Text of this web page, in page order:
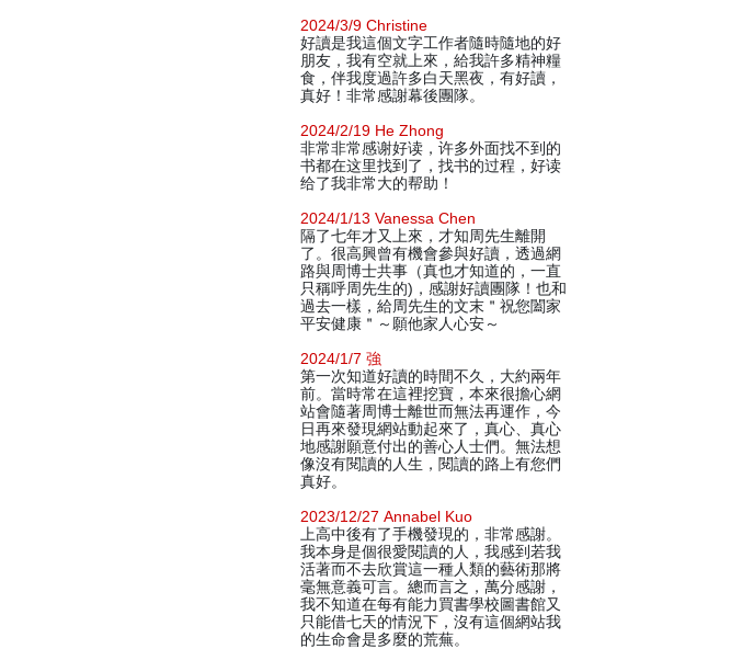
2024/3/9 Christine
好讀是我這個文字工作者隨時隨地的好
朋友，我有空就上來，給我許多精神糧
食，伴我度過許多白天黑夜，有好讀，
真好！非常感謝幕後團隊。
2024/2/19 He Zhong
非常非常感谢好读，许多外面找不到的
书都在这里找到了，找书的过程，好读
给了我非常大的帮助！
2024/1/13 Vanessa Chen
隔了七年才又上來，才知周先生離開
了。很高興曾有機會參與好讀，透過網
路與周博士共事（真也才知道的，一直
只稱呼周先生的)，感謝好讀團隊！也和
過去一樣，給周先生的文末＂祝您闔家
平安健康＂～願他家人心安～
2024/1/7 強
第一次知道好讀的時間不久，大約兩年
前。當時常在這裡挖寶，本來很擔心網
站會隨著周博士離世而無法再運作，今
日再來發現網站動起來了，真心、真心
地感謝願意付出的善心人士們。無法想
像沒有閱讀的人生，閱讀的路上有您們
真好。
2023/12/27 Annabel Kuo
上高中後有了手機發現的，非常感謝。
我本身是個很愛閱讀的人，我感到若我
活著而不去欣賞這一種人類的藝術那將
毫無意義可言。總而言之，萬分感謝，
我不知道在每有能力買書學校圖書館又
只能借七天的情況下，沒有這個網站我
的生命會是多麼的荒蕪。